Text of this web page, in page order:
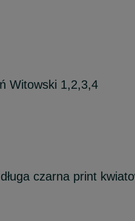
Witowski 1,2,3,4
czarna print